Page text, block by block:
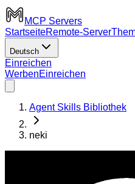
MCP Servers
StartseiteRemote-Server
Deutsch
Einreichen
WerbenEinreichen
Agent Skills Bibliothek
neki